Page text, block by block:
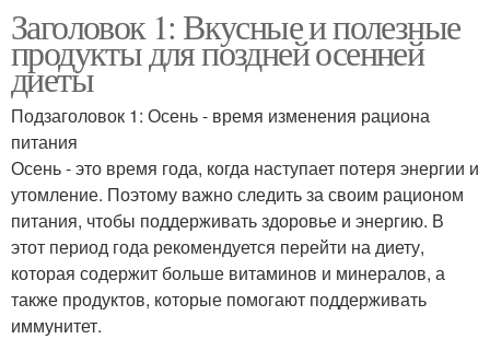
Заголовок 1: Вкусные и полезные
продукты для поздней осенней
диеты
Подзаголовок 1: Осень - время изменения рациона
питания
Осень - это время года, когда наступает потеря энергии и
утомление. Поэтому важно следить за своим рационом
питания, чтобы поддерживать здоровье и энергию. В
этот период года рекомендуется перейти на диету,
которая содержит больше витаминов и минералов, а
также продуктов, которые помогают поддерживать
иммунитет.